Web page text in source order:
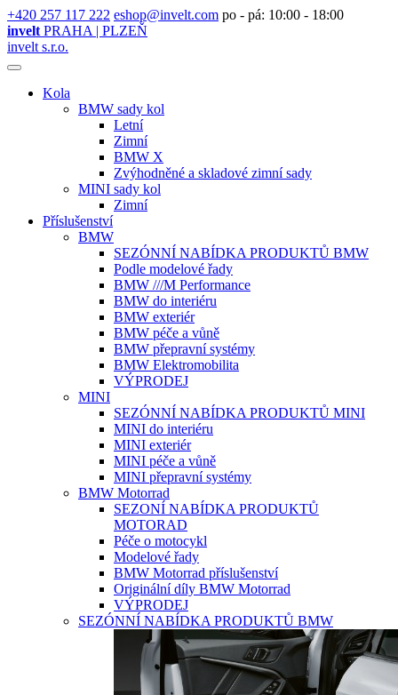
+420 257 117 222 eshop@invelt.com po - pá: 10:00 - 18:00
invelt PRAHA | PLZEŇ
invelt s.r.o.
Kola
BMW sady kol
Letní
Zimní
BMW X
Zvýhodněné a skladové zimní sady
MINI sady kol
Zimní
Příslušenství
BMW
SEZÓNNÍ NABÍDKA PRODUKTŮ BMW
Podle modelové řady
BMW ///M Performance
BMW do interiéru
BMW exteriér
BMW péče a vůně
BMW přepravní systémy
BMW Elektromobilita
VÝPRODEJ
MINI
SEZÓNNÍ NABÍDKA PRODUKTŮ MINI
MINI do interiéru
MINI exteriér
MINI péče a vůně
MINI přepravní systémy
BMW Motorrad
SEZONÍ NABÍDKA PRODUKTŮ
MOTORAD
Péče o motocykl
Modelové řady
BMW Motorrad příslušenství
Originální díly BMW Motorrad
VÝPRODEJ
SEZÓNNÍ NABÍDKA PRODUKTŮ BMW